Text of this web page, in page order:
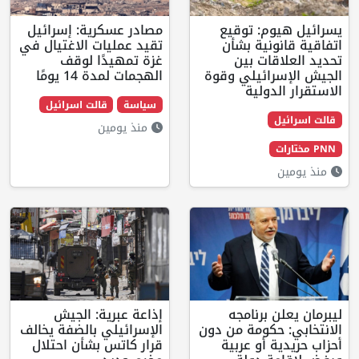
توقيع
بشأن
بين
وقوة
مصادر عسكرية: إسرائيل
تقيد عمليات الاغتيال في
غزة تمهيدًا لوقف
الهجمات لمدة 14 يومًا
قالت اسرائيل
من دون
عربية
إذاعة عبرية: الجيش
الإسرائيلي بالضفة يخالف
قرار كاتس بشأن احتلال